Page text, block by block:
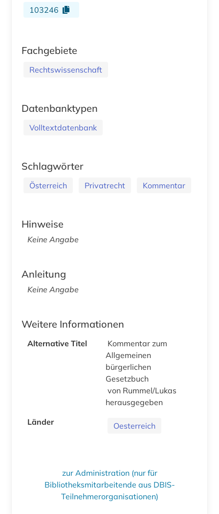
103246
Fachgebiete
Rechtswissenschaft
Datenbanktypen
Volltextdatenbank
Schlagwörter
Österreich Privatrecht Kommentar
Hinweise
Keine Angabe
Anleitung
Keine Angabe
Weitere Informationen
Alternative Titel
Kommentar zum
Allgemeinen
bürgerlichen
Gesetzbuch
von Rummel/Lukas
herausgegeben
Länder
Oesterreich
zur Administration (nur für
Bibliotheksmitarbeitende aus DBIS-
Teilnehmerorganisationen)